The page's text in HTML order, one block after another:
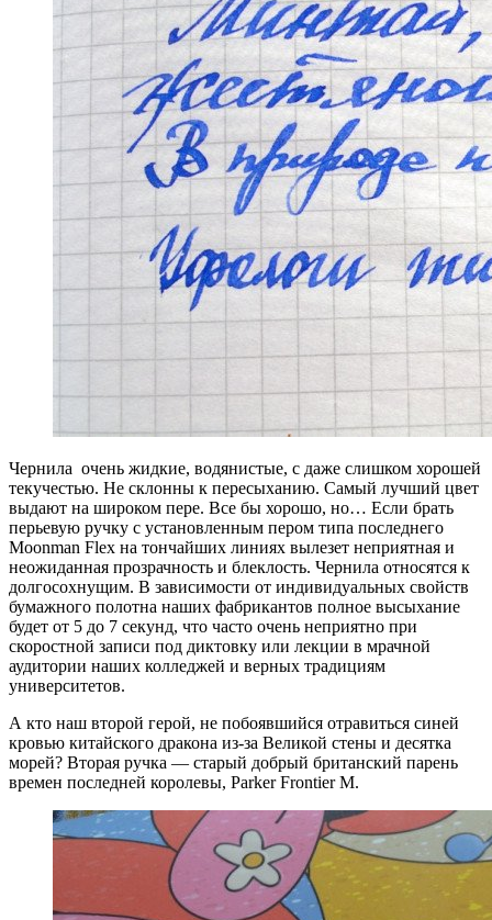
Чернила очень жидкие, водянистые, с даже слишком хорошей
текучестью. Не склонны к пересыханию. Самый лучший цвет
выдают на широком пере. Все бы хорошо, но… Если брать
перьевую ручку с установленным пером типа последнего
Moonman Flex на тончайших линиях вылезет неприятная и
неожиданная прозрачность и блеклость. Чернила относятся к
долгосохнущим. В зависимости от индивидуальных свойств
бумажного полотна наших фабрикантов полное высыхание
будет от 5 до 7 секунд, что часто очень неприятно при
скоростной записи под диктовку или лекции в мрачной
аудитории наших колледжей и верных традициям
университетов.
А кто наш второй герой, не побоявшийся отравиться синей
кровью китайского дракона из-за Великой стены и десятка
морей? Вторая ручка — старый добрый британский парень
времен последней королевы, Parker Frontier M.